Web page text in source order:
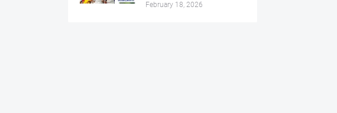
February 18, 2026